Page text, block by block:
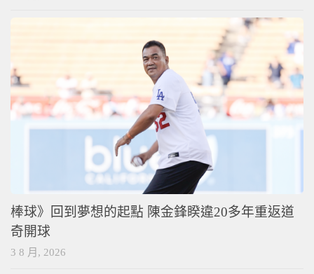
棒球》回到夢想的起點 陳金鋒睽違20多年重返道
奇開球
3 8 月, 2026